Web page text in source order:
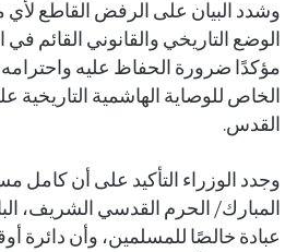
وشدد البيان على الرفض القاطع لأي
الوضع التاريخي والقانوني القائم
مؤكدًا ضرورة الحفاظ عليه واحترامه،
الخاص للوصاية الهاشمية
القدس.
وجدد الوزراء التأكيد على أن كامل
عبادة خالصًا للمسلمين، وأن